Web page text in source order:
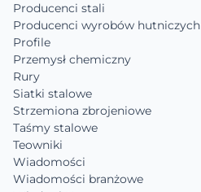
Producenci stali
Producenci wyrobów hutniczych
Profile
Przemysł chemiczny
Rury
Siatki stalowe
Strzemiona zbrojeniowe
Taśmy stalowe
Teowniki
Wiadomości
Wiadomości branżowe